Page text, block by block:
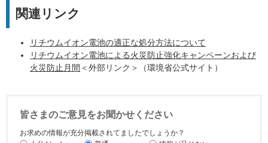
関連リンク
リチウムイオン電池の適正な処分方法について
リチウムイオン電池による火災防止強化キャンペーンおよび
火災防止月間 ＜外部リンク＞ （環境省公式サイト）
皆さまのご意見をお聞かせください
お求めの情報が充分掲載されてましたでしょうか？